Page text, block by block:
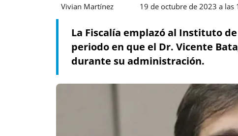
Vivian Martínez 19 de octubre de 2023 a las
La Fiscalía emplazó al Instituto
periodo en que el Dr. Vicente
durante su administración.